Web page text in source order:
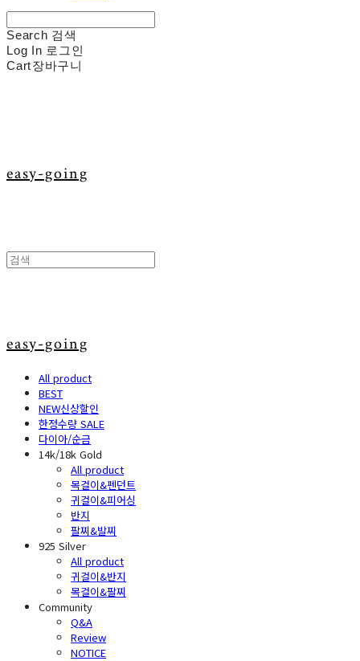
Search 검색
Log In 로그인
Cart장바구니
easy-going
easy-going
All product
BEST
NEW신상할인
한정수량 SALE
다이아/순금
14k/18k Gold
All product
목걸이&펜던트
귀걸이&피어싱
반지
팔찌&발찌
925 Silver
All product
귀걸이&반지
목걸이&팔찌
Community
Q&A
Review
NOTICE